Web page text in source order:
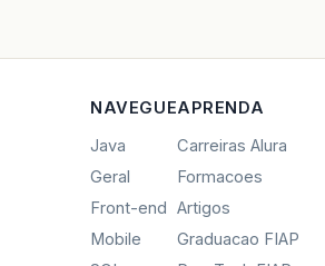
NAVEGUE
Java
Geral
Front-end
Mobile
APRENDA
Carreiras Alura
Formacoes
Artigos
Graduacao FIAP